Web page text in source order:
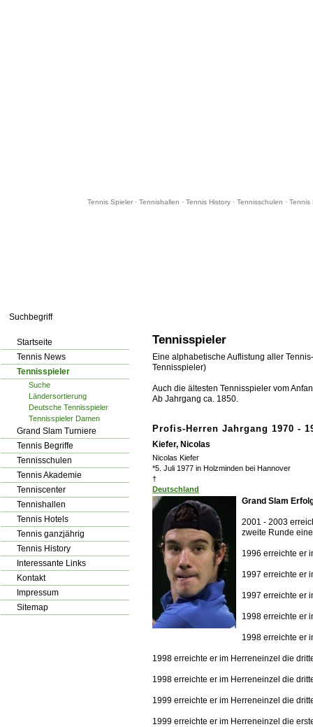
Tennis Spieler· Tennishallen · Tennis History· Tennisschulen · Tennis
Tennisspieler
Eine alphabetische Auflistung aller
Tennisspieler)
Auch die ältesten Tennisspieler vom
Ab Jahrgang ca. 1850.
Profis-Herren Jahrgang 1970 -
Kiefer, Nicolas
Nicolas Kiefer
*5. Juli 1977 in Holzminden bei Hannover
†
Deutschland
Grand Slam
2001 - 2003
zweite Runde
1996 erreichte er
1997 erreichte er
1997 erreichte er
1998 erreichte er
1998 erreichte er
1998 erreichte er im Herreneinzel die
1998 erreichte er im Herreneinzel die
1999 erreichte er im Herreneinzel die
1999 erreichte er im Herreneinzel die
Startseite
Tennis News
Tennisspieler
Suche
Ländersortierung
Deutsche Tennisspieler
Tennisspieler Damen
Grand Slam Turniere
Tennis Begriffe
Tennisschulen
Tennis Akademie
Tenniscenter
Tennishallen
Tennis Hotels
Tennis ganzjährig
Tennis History
Interessante Links
Kontakt
Impressum
Sitemap